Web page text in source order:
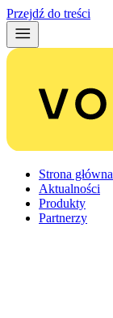
Przejdź do treści
Strona główna
Aktualności
Produkty
Partnerzy